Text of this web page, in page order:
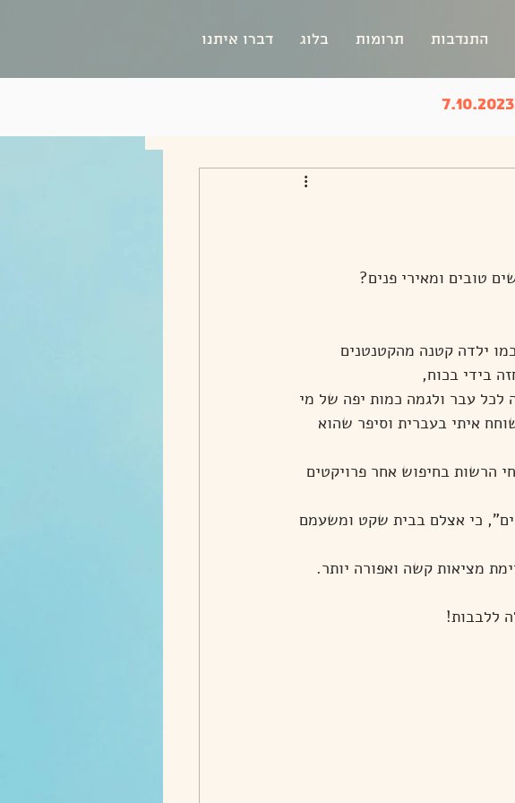
התנדבות תרומות בלוג דברו איתנו
טובים ומאירי פנים?
ילדה קטנה מהקטנטנים
בידי בכוח,
עבר ולגמה כמות יפה של מי
איתי בעברית וסיפר שהוא
הרשות בחיפוש אחר פרויקטים
כי אצלם בבית שקט ומשעמם
מציאות קשה ואפורה יותר.
ללבבות!